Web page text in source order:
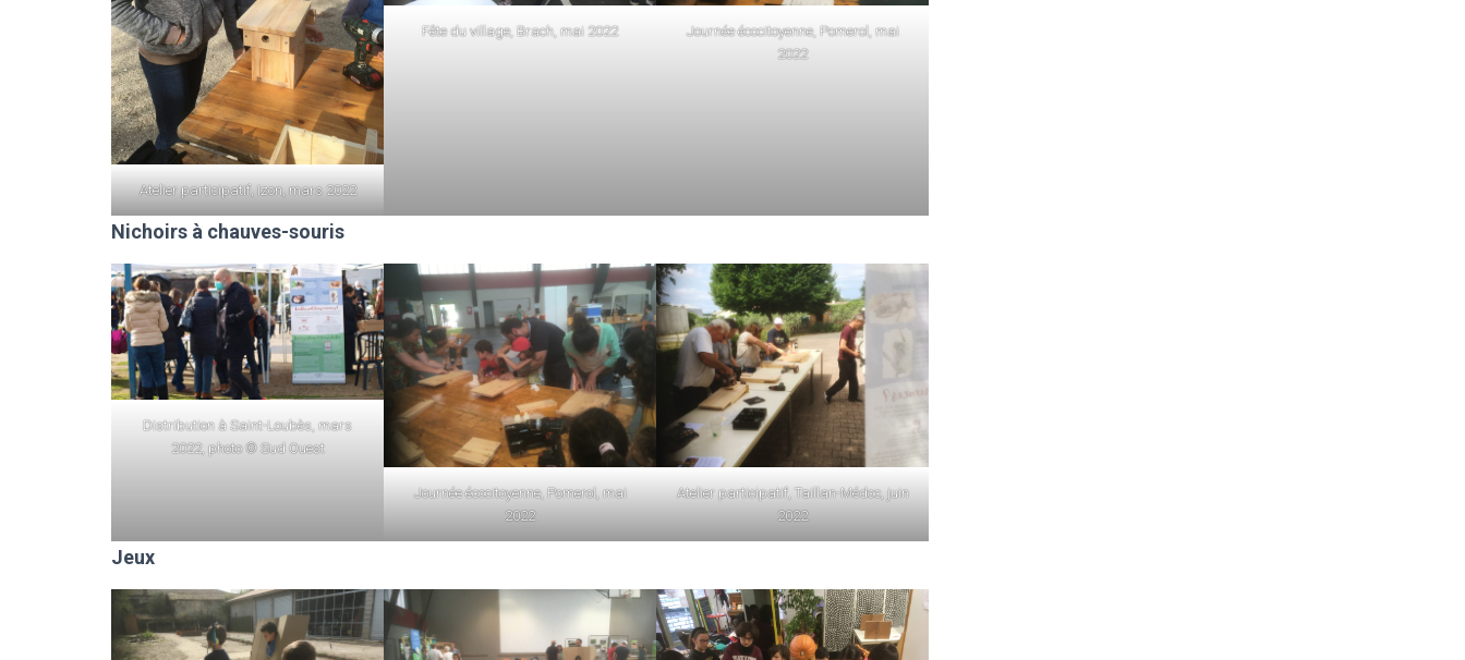
Atelier participatif, Izon, mars 2022
Fête du village, Brach, mai 2022
Journée écocitoyenne, Pomerol, mai
2022
Nichoirs à chauves-souris
Distribution à Saint-Loubès, mars
2022, photo © Sud Ouest
Journée écocitoyenne, Pomerol, mai
2022
Atelier participatif, Taillan-Médoc, juin
2022
Jeux